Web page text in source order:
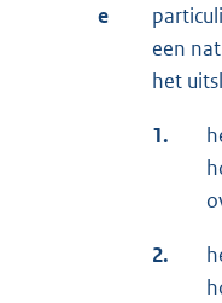
e
een
het
1.
2.